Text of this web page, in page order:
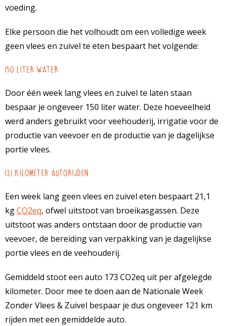
voeding.
Elke persoon die het volhoudt om een volledige week
geen vlees en zuivel te eten bespaart het volgende:
150 liter water
Door één week lang vlees en zuivel te laten staan
bespaar je ongeveer 150 liter water. Deze hoeveelheid
werd anders gebruikt voor veehouderij, irrigatie voor de
productie van veevoer en de productie van je dagelijkse
portie vlees.
121 kilometer autorijden
Een week lang geen vlees en zuivel eten bespaart 21,1
kgCO2eq, ofwel uitstoot van broeikasgassen. Deze
uitstoot was anders ontstaan door de productie van
veevoer, de bereiding van verpakking van je dagelijkse
portie vlees en de veehouderij.
Gemiddeld stoot een auto 173 CO2eq uit per afgelegde
kilometer. Door mee te doen aan de Nationale Week
Zonder Vlees & Zuivel bespaar je dus ongeveer 121 km
rijden met een gemiddelde auto.